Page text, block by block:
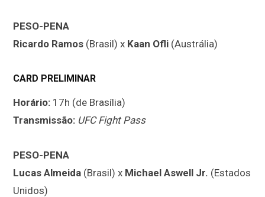
PESO-PENA
Ricardo Ramos (Brasil) x Kaan Ofli (Austrália)
CARD PRELIMINAR
Horário: 17h (de Brasília)
Transmissão: UFC Fight Pass
PESO-PENA
Lucas Almeida (Brasil) x Michael Aswell Jr. (Estados
Unidos)